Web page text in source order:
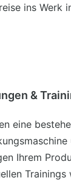
ins Werk
&
eine
Ihrem